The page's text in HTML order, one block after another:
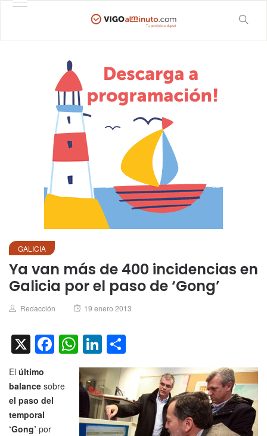
GALICIA
Ya van más de 400 incidencias en
Galicia por el paso de ‘Gong’
Author
Redacción
Posted
19 enero 2013
X Facebook
WhatsApp
LinkedIn
El último
balance sobre
el paso del
temporal
‘Gong’ por